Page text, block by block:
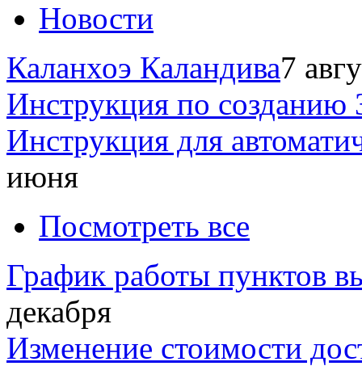
Новости
Каланхоэ Каландива7
Инструкция по созданию
Инструкция для
июня
Посмотреть все
График работы пунктов
декабря
Изменение стоимости